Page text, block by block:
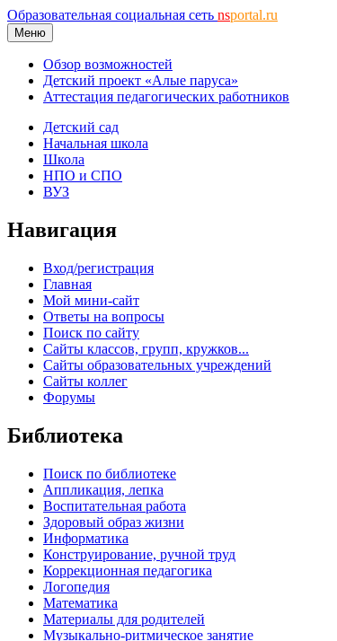
Образовательная социальная сеть nsportal.ru
Меню
Обзор возможностей
Детский проект «Алые паруса»
Аттестация педагогических работников
Детский сад
Начальная школа
Школа
НПО и СПО
ВУЗ
Навигация
Вход/регистрация
Главная
Мой мини-сайт
Ответы на вопросы
Поиск по сайту
Сайты классов, групп, кружков...
Сайты образовательных учреждений
Сайты коллег
Форумы
Библиотека
Поиск по библиотеке
Аппликация, лепка
Воспитательная работа
Здоровый образ жизни
Информатика
Конструирование, ручной труд
Коррекционная педагогика
Логопедия
Математика
Материалы для родителей
Музыкально-ритмическое занятие